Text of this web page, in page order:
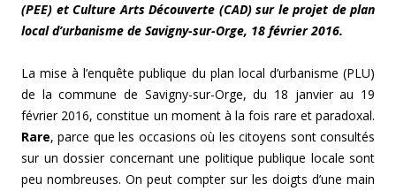
(PEE) et Culture Arts Découverte (CAD) sur le projet de plan
local d’urbanisme de Savigny-sur-Orge, 18 février 2016.
La mise à l’enquête publique du plan local d’urbanisme (PLU)
de la commune de Savigny-sur-Orge, du 18 janvier au 19
février 2016, constitue un moment à la fois rare et paradoxal.
Rare, parce que les occasions où les citoyens sont consultés
sur un dossier concernant une politique publique locale sont
peu nombreuses. On peut compter sur les doigts d’une main